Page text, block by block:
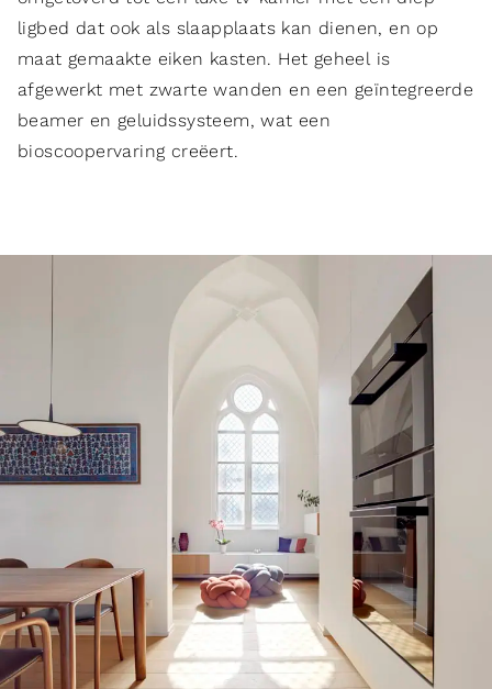
ligbed dat ook als slaapplaats kan dienen, en op
maat gemaakte eiken kasten. Het geheel is
afgewerkt met zwarte wanden en een geïntegreerde
beamer en geluidssysteem, wat een
bioscoopervaring creëert.